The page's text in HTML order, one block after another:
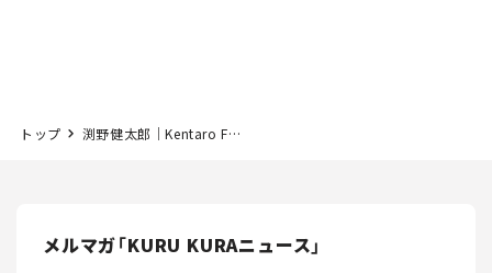
トップ 渕野健太郎｜Kentaro FUCHINO
メルマガ「KURU KURAニュース」